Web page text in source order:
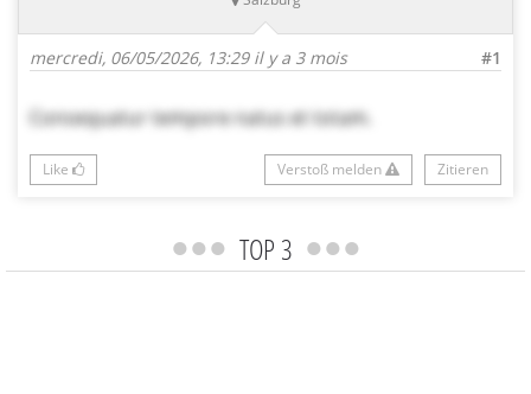
TOP 3
mercredi, 06/05/2026, 13:29 il y a 3 mois #1
Consequatur tempore natus et totam.
Like Verstoß melden Zitieren